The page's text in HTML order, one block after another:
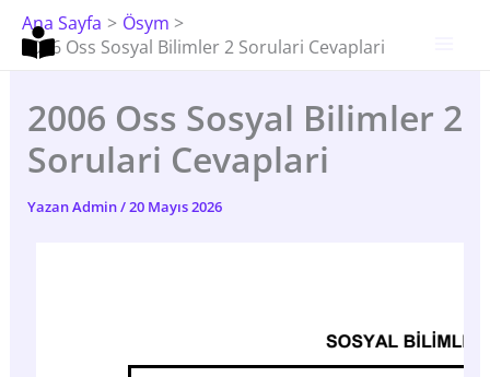
İçeriğe
Atla
Ana Sayfa
Ösym
2006 Oss Sosyal Bilimler 2 Sorulari Cevaplari
2006 Oss Sosyal Bilimler 2
Sorulari Cevaplari
YazanAdmin/20 Mayıs 2026